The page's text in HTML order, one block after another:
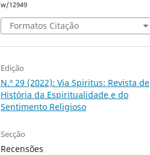
w/12949
Formatos Citação
Edição
N.º 29 (2022): Via Spiritus: Revista de
História da Espiritualidade e do
Sentimento Religioso
Secção
Recensões